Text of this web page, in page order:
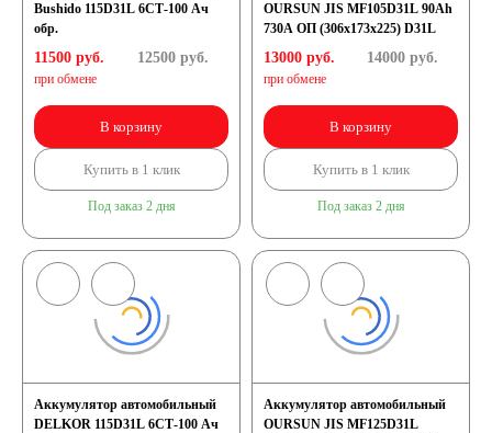
Bushido 115D31L 6СТ-100 Ач
обр.
11500 руб.
при обмене
12500руб.
В корзину
Купить в 1 клик
Под заказ 2 дня
OURSUN JIS MF105D31L 90Ah
730А ОП (306х173х225) D31L
13000 руб.
при обмене
14000руб.
В корзину
Купить в 1 клик
Под заказ 2 дня
Аккумулятор автомобильный
DELKOR 115D31L 6СТ-100 Ач
Аккумулятор автомобильный
OURSUN JIS MF125D31L